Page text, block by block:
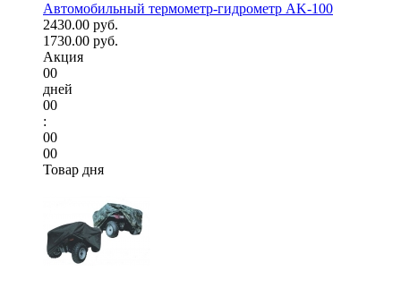
Автомобильный термометр-гидрометр AK-100
2430.00 руб.
1730.00 руб.
Акция
00
дней
00
:
00
00
Товар дня